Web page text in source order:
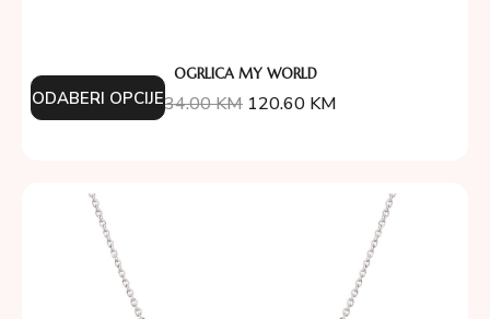
OGRLICA MY WORLD
134.00KM 120.60 KM
ODABERI OPCIJE